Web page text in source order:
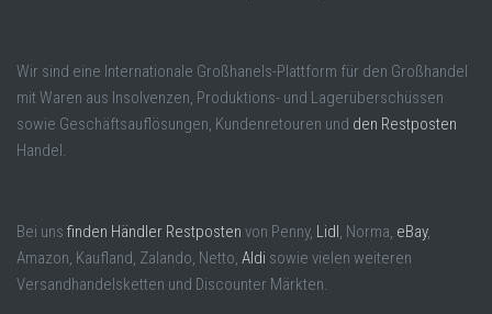
Wir sind eine Internationale Großhanels-Plattform für den Großhandel
mit Waren aus Insolvenzen, Produktions- und Lagerüberschüssen
sowie Geschäftsauflösungen, Kundenretouren und den Restposten
Handel.
Bei uns finden Händler Restposten von Penny, Lidl , Norma, eBay,
Amazon, Kaufland, Zalando, Netto, Aldi sowie vielen weiteren
Versandhandelsketten und Discounter Märkten.